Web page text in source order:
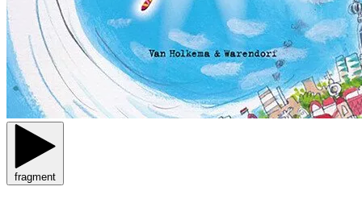
fragment